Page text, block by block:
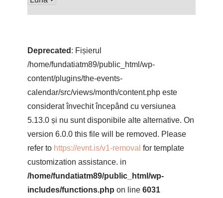
și
Evenimente
în
Eveniment
Deprecated : Fișierul
/home/fundatiatm89/public_html/wp-
content/plugins/the-events-
calendar/src/views/month/content.php este
considerat învechit începând cu versiunea
5.13.0 și nu sunt disponibile alte alternative. On
version 6.0.0 this file will be removed. Please
refer to https://evnt.is/v1-removal for template
customization assistance. in
/home/fundatiatm89/public_html/wp-
includes/functions.php on line 6031